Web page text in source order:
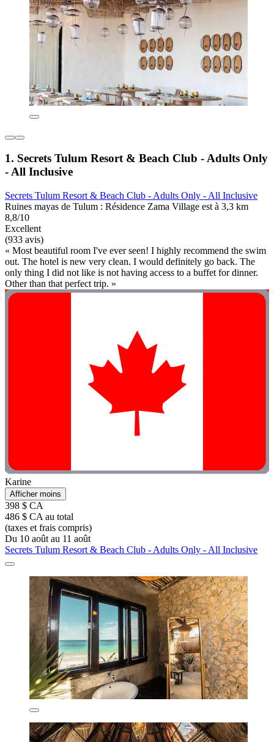
1. Secrets Tulum Resort & Beach Club - Adults Only
- All Inclusive
Secrets Tulum Resort & Beach Club - Adults Only - All Inclusive
Ruines mayas de Tulum : Résidence Zama Village est à 3,3 km
8,8/10
Excellent
(933 avis)
« Most beautiful room I've ever seen! I highly recommend the swim
out. The hotel is new very clean. I would definitely go back. The
only thing I did not like is not having access to a buffet for dinner.
Other than that perfect trip. »
Karine
Afficher moins
398 $ CA
486 $ CA au total
(taxes et frais compris)
Du 10 août au 11 août
Secrets Tulum Resort & Beach Club - Adults Only - All Inclusive